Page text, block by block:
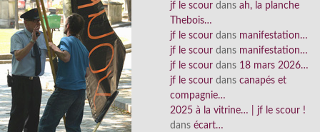
jf le scour dans ah, la planche
Thebois…
jf le scour dans manifestation…
jf le scour dans manifestation…
jf le scour dans 18 mars 2026…
jf le scour dans canapés et
compagnie…
2025 à la vitrine… | jf le scour !
dans écart…